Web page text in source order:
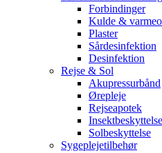
Forbindinger
Kulde &
Plaster
Sårdesinfektion
Desinfektion
Rejse & Sol
Akupressurbånd
Ørepleje
Rejseapotek
Insektbeskyttelse
Solbeskyttelse
Sygeplejetilbehør